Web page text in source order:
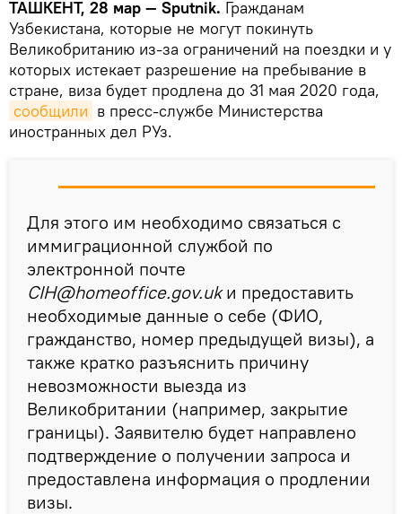
ТАШКЕНТ, 28 мар — Sputnik. Гражданам
Узбекистана, которые не могут покинуть
Великобританию из-за ограничений на поездки и у
которых истекает разрешение на пребывание в
стране, виза будет продлена до 31 мая 2020 года,
сообщили в пресс-службе Министерства
иностранных дел РУз.
Для этого им необходимо связаться с
иммиграционной службой по
электронной почте
CIH@homeoffice.gov.ukи предоставить
необходимые данные о себе (ФИО,
гражданство, номер предыдущей визы), а
также кратко разъяснить причину
невозможности выезда из
Великобритании (например, закрытие
границы). Заявителю будет направлено
подтверждение о получении запроса и
предоставлена информация о продлении
визы.